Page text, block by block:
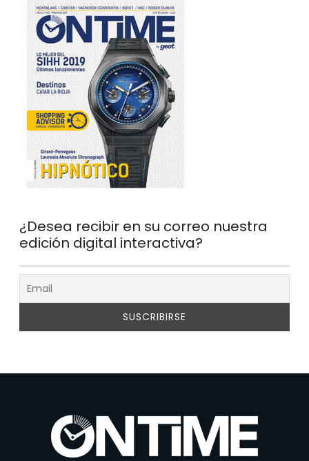
¿Desea recibir en su correo nuestra
edición digital interactiva?